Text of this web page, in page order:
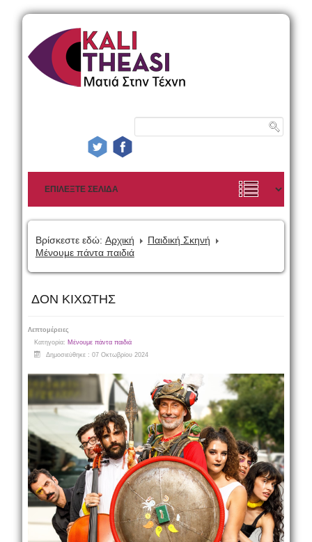
Βρίσκεστε εδώ: Αρχική
Παιδική Σκηνή
Μένουμε πάντα παιδιά
ΔΟΝ ΚΙΧΩΤΗΣ
Λεπτομέρειες
Κατηγορία: Μένουμε πάντα παιδιά
Δημοσιεύθηκε : 07 Οκτωβρίου 2024